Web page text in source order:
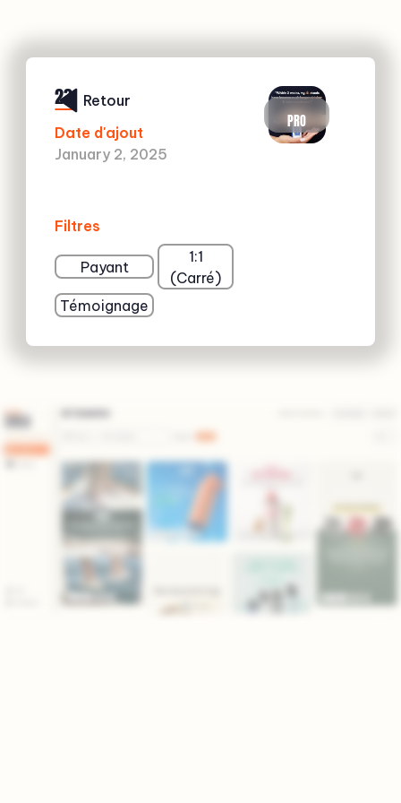
23
Date d'ajout
January 2, 2025
Filtres
Payant
1:1
(Carré)
Témoignage
PRO
Retour